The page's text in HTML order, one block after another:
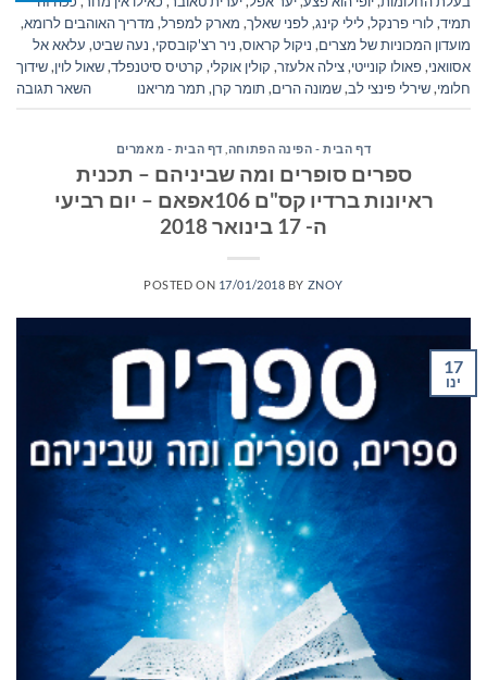
תמיד,לורי פרנקל,לילי קינג,לפני שאלך, מארק למפרל, מדריך האוהבים לרומא,
מועדון המכוניות של מצרים, ניקול קראוס, ניר רצ'קובסקי, נעה שביט, עלאא אל
אסוואני,פאולו קונייטי,צילה אלעזר, קולין אוקלי, קרטיס סיטנפלד,שאול לוין,שידוך
חלומי,שירלי פינצי לב,שמונה הרים, תומר קרן, תמר מריאנו השאר תגובה
דף הבית - הפינה הפתוחה דף הבית - מאמרים
ספרים סופרים ומה שביניהם – תכנית
ראיונות ברדיו קס"ם 106אפאם – יום רביעי
ה- 17 בינואר 2018
POSTED ON 17/01/2018 BY ZNOY
17
ינו